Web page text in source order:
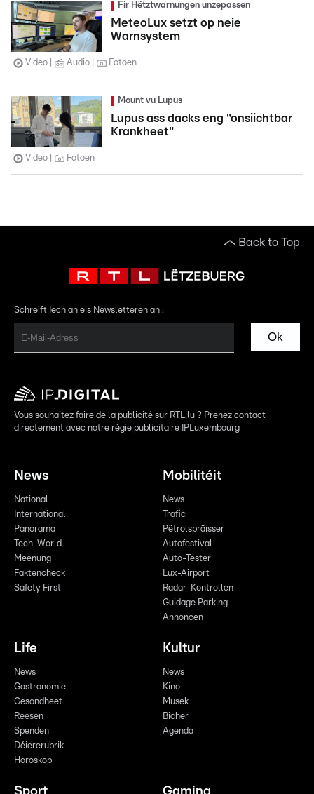
Fir Hëtztwarnungen unzepassen
MeteoLux setzt op neie
Warnsystem
Video Audio Fotoen
Mount vu Lupus
Lupus ass dacks eng "onsiichtbar
Krankheet"
Video Fotoen
Back to Top
Schreift Iech an eis Newsletteren an :
Ok
Vous souhaitez faire de la publicité sur RTL.lu ? Prenez contact
directement avec notre régie publicitaire IPLuxembourg
News
National
International
Panorama
Tech-World
Meenung
Faktencheck
Safety First
Mobilitéit
News
Trafic
Pëtrolspräisser
Autofestival
Auto-Tester
Lux-Airport
Radar-Kontrollen
Guidage Parking
Annoncen
Life
News
Gastronomie
Gesondheet
Reesen
Spenden
Déiererubrik
Horoskop
Kultur
News
Kino
Musek
Bicher
Agenda